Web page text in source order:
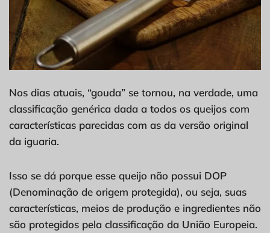
Nos dias atuais, “gouda” se tornou, na verdade, uma
classificação genérica dada a todos os queijos com
características parecidas com as da versão original
da iguaria.
Isso se dá porque esse queijo não possui DOP
(Denominação de origem protegida), ou seja, suas
características, meios de produção e ingredientes não
são protegidos pela classificação da União Europeia.